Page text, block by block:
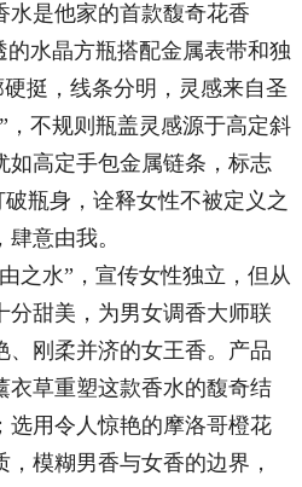
水是他家的首款馥奇花香
水晶方瓶搭配金属表带和独
挺，线条分明，灵感来自圣
，不规则瓶盖灵感源于高定斜
如高定手包金属链条，标志
瓶身，诠释女性不被定义之
意由我。
之水”，宣传女性独立，但从
分甜美，为男女调香大师联
、刚柔并济的女王香。产品
衣草重塑这款香水的馥奇结
选用令人惊艳的摩洛哥橙花
模糊男香与女香的边界，